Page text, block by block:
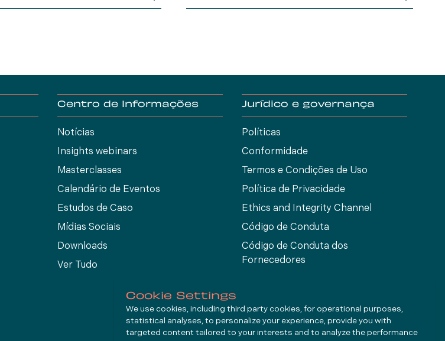
minerais.
Centro de Informações
Notícias
Insights webinars
Masterclasses
Calendário de Eventos
Estudos de Caso
Mídias Sociais
Downloads
Ver Tudo
Jurídico e governança
Políticas
Conformidade
Termos e Condições de Uso
Política de Privacidade
Ethics and Integrity Channel
Código de Conduta
Código de Conduta dos
Fornecedores
Cookie Settings
We use cookies, including third party cookies, for operational purposes,
statistical analyses, to personalize your experience, provide you with
targeted content tailored to your interests and to analyze the performance